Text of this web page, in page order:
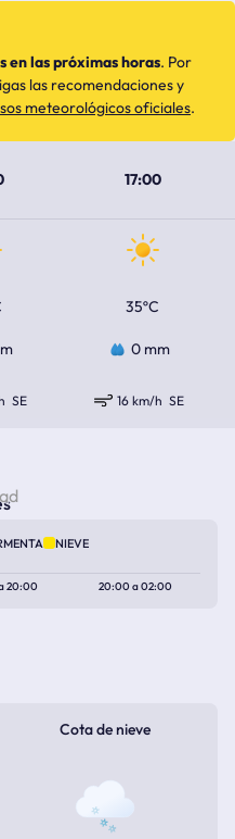
17:00
35ºC
0 mm
SE 16 km/h SE
en las próximas horas. Por
las recomendaciones y
meteorológicos oficiales.
NIEVE
20:00 20:00a02:00
Cota de nieve